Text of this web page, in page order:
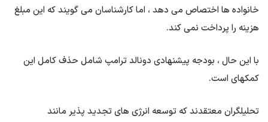
خانواده ها اختصاص می دهد ، اما کارشناسان می گویند که این مبلغ
هزینه را پرداخت نمی کند.
با این حال ، بودجه پیشنهادی دونالد ترامپ شامل حذف کامل این
کمکهای است.
تحلیلگران معتقدند که توسعه انرژی های تجدید پذیر مانند